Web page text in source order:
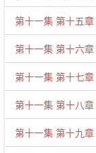
第十一集 第十五
第十一集 第十六
第十一集 第十七
第十一集 第十八
第十一集 第十九